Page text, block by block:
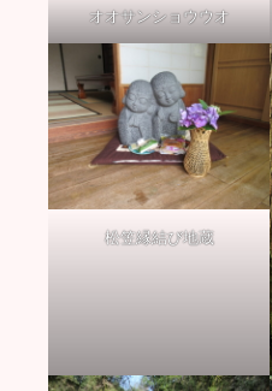
オオサンショウウオ
松笠縁結び地蔵